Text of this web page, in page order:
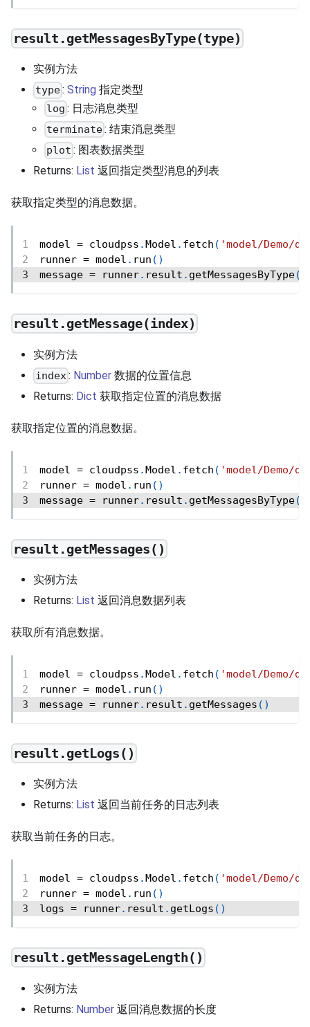
result.getMessagesByType(type)
实例方法
type:String 指定类型
log : 日志消息类型
terminate: 结束消息类型
plot : 图表数据类型
Returns: List 返回指定类型消息的列表
获取指定类型的消息数据。
model = cloudpss . Model . fetch ( 'model/Demo/
runner = model . run ( )
message = runner. result . getMessagesByType(
result.getMessage(index)
实例方法
index: Number 数据的位置信息
Returns: Dict 获取指定位置的消息数据
获取指定位置的消息数据。
model = cloudpss .Model . fetch ( 'model/Demo/
runner = model . run ( )
message = runner. result . getMessagesByType(
result.getMessages()
实例方法
Returns: List 返回消息数据列表
获取所有消息数据。
model = cloudpss .Model . fetch ( 'model/Demo/
runner = model . run ( )
message = runner. result . getMessages ( )
result.getLogs()
实例方法
Returns: List 返回当前任务的日志列表
获取当前任务的日志。
model = cloudpss . Model . fetch ( 'model/Demo/
runner = model . run ( )
logs = runner. result . getLogs ( )
result.getMessageLength()
实例方法
Returns: Number 返回消息数据的长度